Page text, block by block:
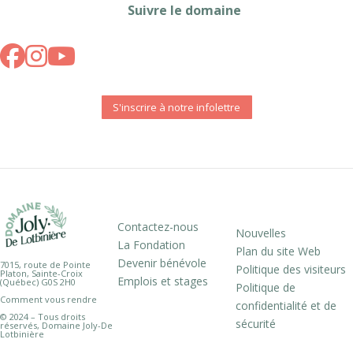
Suivre le domaine
S'inscrire à notre infolettre
7015, route de Pointe
Platon, Sainte-Croix
(Québec) G0S 2H0
Comment vous rendre
© 2024 – Tous droits
réservés, Domaine Joly-De
Lotbinière
Contactez-nous
La Fondation
Devenir bénévole
Emplois et stages
Nouvelles
Plan du site Web
Politique des visiteurs
Politique de
confidentialité et de
sécurité